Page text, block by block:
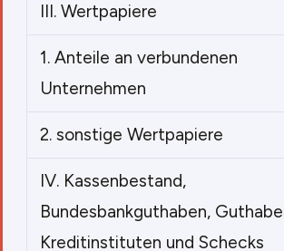
III. Wertpapiere
1. Anteile an verbundenen
Unternehmen
2. sonstige Wertpapiere
IV. Kassenbestand,
Bundesbankguthaben,
Kreditinstituten und Schecks